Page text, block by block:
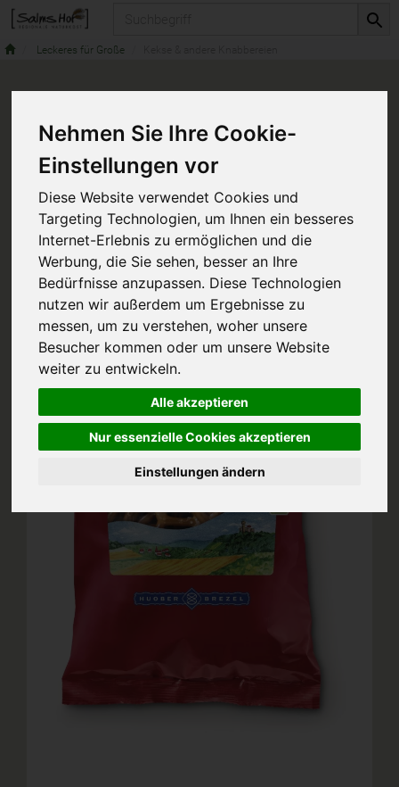
Nehmen Sie Ihre Cookie-
Einstellungen vor
Diese Website verwendet Cookies und
Targeting Technologien, um Ihnen ein besseres
Internet-Erlebnis zu ermöglichen und die
Werbung, die Sie sehen, besser an Ihre
Bedürfnisse anzupassen. Diese Technologien
nutzen wir außerdem um Ergebnisse zu
messen, um zu verstehen, woher unsere
Besucher kommen oder um unsere Website
weiter zu entwickeln.
Alle akzeptieren
Nur essenzielle Cookies akzeptieren
Einstellungen ändern
Leckeres für Große